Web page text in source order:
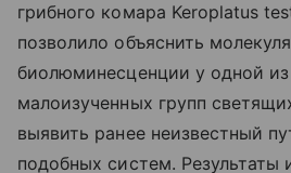
грибного комара Keroplatus
позволило объяснить
биолюминесценции у одной
малоизученных групп
выявить ранее неизвестный
подобных систем. Результаты